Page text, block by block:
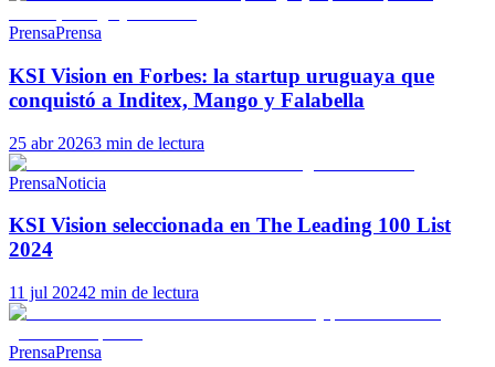
PrensaPrensa
KSI Vision en Forbes: la startup uruguaya que
conquistó a Inditex, Mango y Falabella
25 abr 20263 min de lectura
PrensaNoticia
KSI Vision seleccionada en The Leading 100 List
2024
11 jul 20242 min de lectura
PrensaPrensa